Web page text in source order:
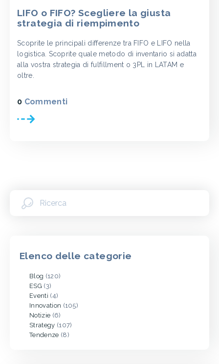
LIFO o FIFO? Scegliere la giusta
strategia di riempimento
Scoprite le principali differenze tra FIFO e LIFO nella
logistica. Scoprite quale metodo di inventario si adatta
alla vostra strategia di fulfillment o 3PL in LATAM e
oltre.
0 Commenti
Elenco delle categorie
Blog (120)
ESG (3)
Eventi (4)
Innovation (105)
Notizie (6)
Strategy (107)
Tendenze (8)